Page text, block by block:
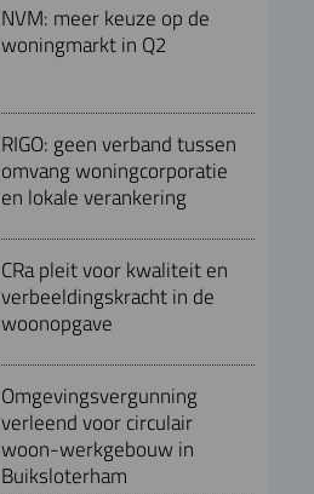
NVM: meer keuze op de
woningmarkt in Q2
RIGO: geen verband tussen
omvang woningcorporatie
en lokale verankering
CRa pleit voor kwaliteit en
verbeeldingskracht in de
woonopgave
Omgevingsvergunning
verleend voor circulair
woon-werkgebouw in
Buiksloterham